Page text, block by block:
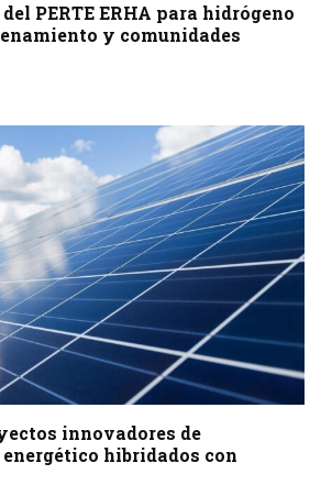
PERTE ERHA para hidrógeno
y comunidades
innovadores de
hibridados con